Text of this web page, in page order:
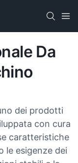
Da
dei prodotti
con cura
caratteristiche
le esigenze dei